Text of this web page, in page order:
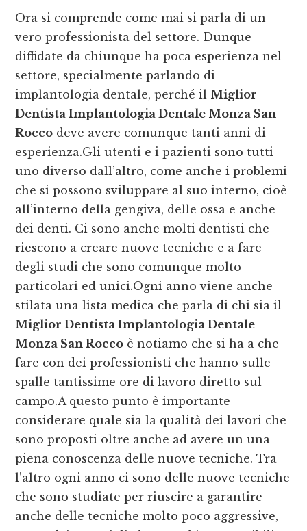
Ora si comprende come mai si parla di un
vero professionista del settore. Dunque
diffidate da chiunque ha poca esperienza nel
settore, specialmente parlando di
implantologia dentale, perché il Miglior
Dentista Implantologia Dentale Monza San
Rocco deve avere comunque tanti anni di
esperienza.Gli utenti e i pazienti sono tutti
uno diverso dall’altro, come anche i problemi
che si possono sviluppare al suo interno, cioè
all’interno della gengiva, delle ossa e anche
dei denti. Ci sono anche molti dentisti che
riescono a creare nuove tecniche e a fare
degli studi che sono comunque molto
particolari ed unici.Ogni anno viene anche
stilata una lista medica che parla di chi sia il
Miglior Dentista Implantologia Dentale
Monza San Rocco è notiamo che si ha a che
fare con dei professionisti che hanno sulle
spalle tantissime ore di lavoro diretto sul
campo.A questo punto è importante
considerare quale sia la qualità dei lavori che
sono proposti oltre anche ad avere un una
piena conoscenza delle nuove tecniche. Tra
l’altro ogni anno ci sono delle nuove tecniche
che sono studiate per riuscire a garantire
anche delle tecniche molto poco aggressive,